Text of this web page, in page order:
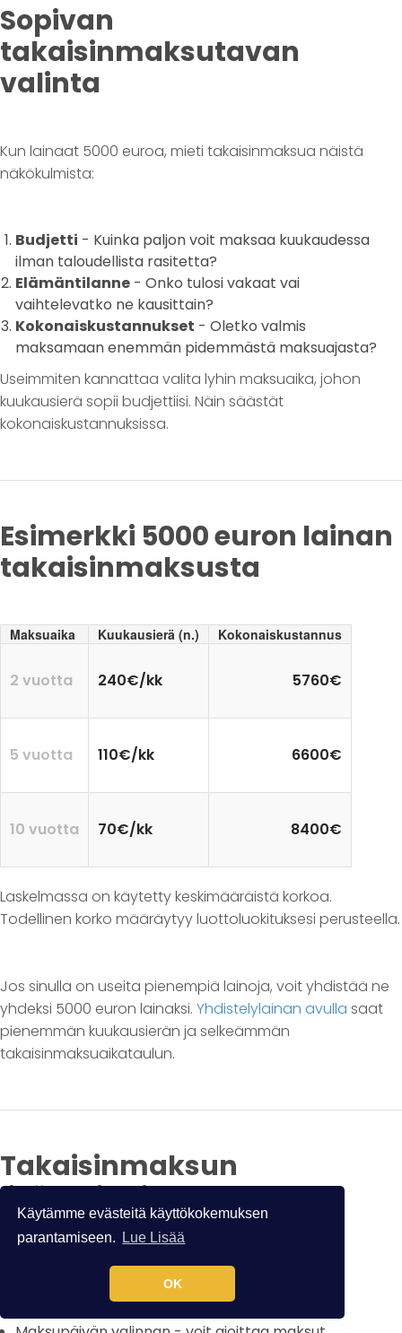
Käytämme evästeitä käyttökokemuksen
parantamiseen.
Lue Lisää
OK
Sopivan
takaisinmaksutavan
valinta
Kun lainaat 5000 euroa, mieti takaisinmaksua näistä
näkökulmista:
Budjetti - Kuinka paljon voit maksaa kuukaudessa
ilman taloudellista rasitetta?
Elämäntilanne - Onko tulosi vakaat vai
vaihtelevatko ne kausittain?
Kokonaiskustannukset - Oletko valmis
maksamaan enemmän pidemmästä maksuajasta?
Useimmiten kannattaa valita lyhin maksuaika, johon
kuukausierä sopii budjettiisi. Näin säästät
kokonaiskustannuksissa.
Esimerkki 5000 euron lainan
takaisinmaksusta
Maksuaika Kuukausierä (n.) Kokonaiskustannus
2 vuotta 240€/kk 5760€
5 vuotta 110€/kk 6600€
10 vuotta 70€/kk 8400€
Laskelmassa on käytetty keskimääräistä korkoa.
Todellinen korko määräytyy luottoluokituksesi perusteella.
Jos sinulla on useita pienempiä lainoja, voit yhdistää ne
yhdeksi 5000 euron lainaksi. Yhdistelylainan avulla saat
pienemmän kuukausierän ja selkeämmän
takaisinmaksuaikataulun.
Takaisinmaksun
lisäominaisuudet
Lainan maksaminen meiltä sisältää myös: